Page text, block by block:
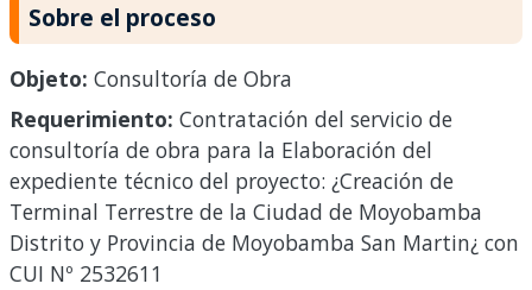
Sobre el proceso
Objeto: Consultoría de Obra
Requerimiento: Contratación del servicio de
consultoría de obra para la Elaboración del
expediente técnico del proyecto: ¿Creación de
Terminal Terrestre de la Ciudad de Moyobamba
Distrito y Provincia de Moyobamba San Martin¿ con
CUI Nº 2532611